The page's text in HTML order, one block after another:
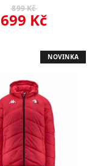
899 Kč
699 Kč
NOVINKA